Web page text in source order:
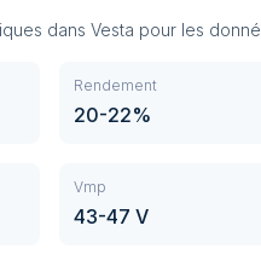
dans Vesta pour les
Rendement
20-22%
Vmp
43-47 V